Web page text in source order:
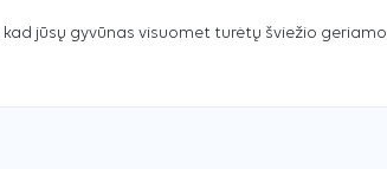
jūsų gyvūnas visuomet turėtų šviežio geriamo